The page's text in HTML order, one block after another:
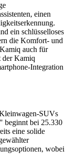
einen
ein schlüsselloses
die Komfort- und
auch für
der Kamiq
Integration
SUVs
beginnt bei 25.330
eine solide
wobei